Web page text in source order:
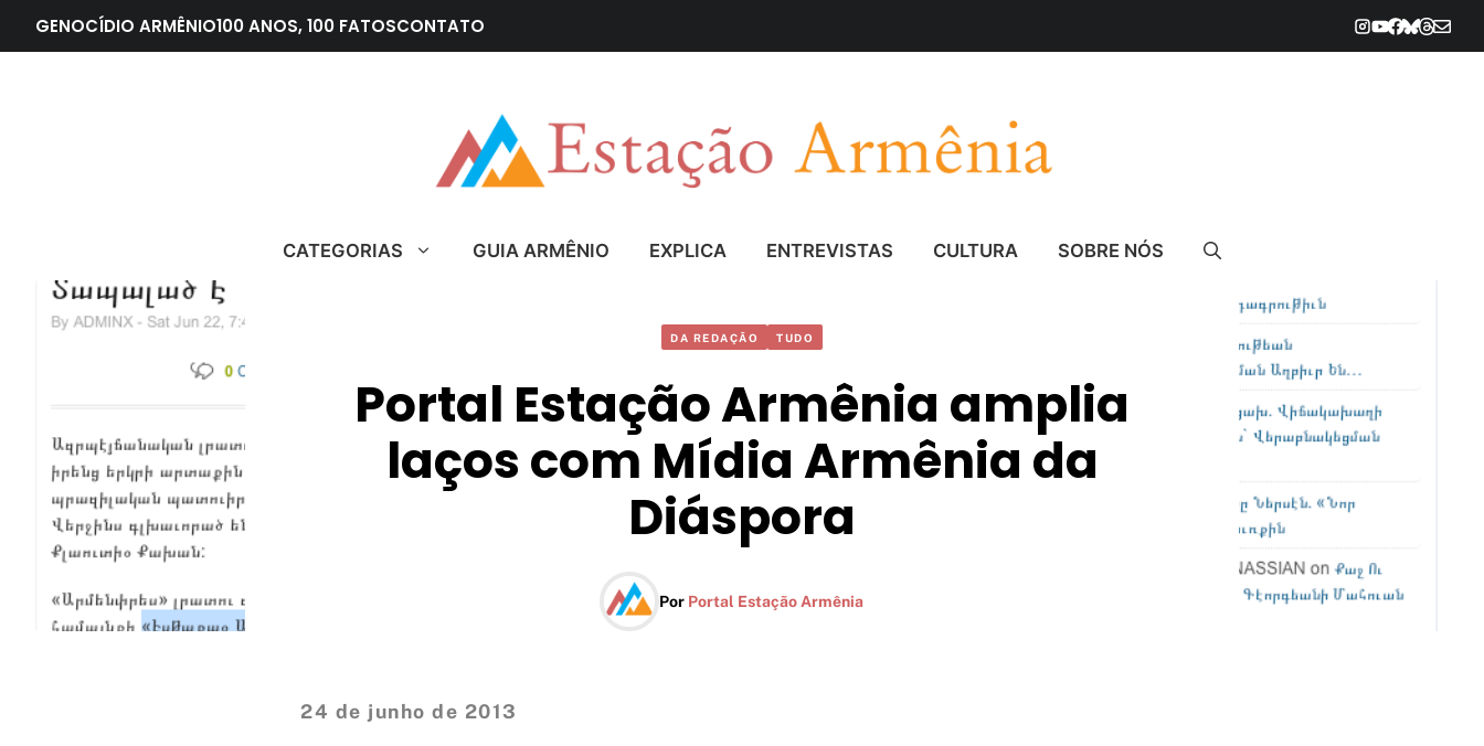
para
GENOCÍDIO ARMÊNIO100 ANOS, 100 FATOSCONTATO
CATEGORIAS GUIA ARMÊNIO EXPLICA ENTREVISTAS CULTURA SOBRE NÓS
DA REDAÇÃO TUDO
Portal Estação Armênia amplia
laços com Mídia Armênia da
Diáspora
Por Portal Estação Armênia
24 de junho de 2013